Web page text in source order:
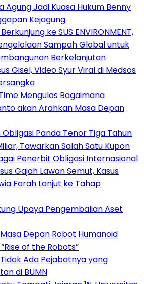
Agung Jadi Kuasa Hukum Benny
Kejagung
ke SUS ENVIRONMENT,
Sampah Global untuk
Berkelanjutan
Gisel, Video Syur Viral di Medsos
Mengulas Bagaimana
akan Arahkan Masa Depan
Panda Tenor Tiga Tahun
Tawarkan Salah Satu Kupon
Penerbit Obligasi Internasional
Gajah Lawan Semut, Kasus
Farah Lanjut ke Tahap
Upaya Pengembalian Aset
Depan Robot Humanoid
of the Robots”
Ada Pejabatnya yang
di BUMN